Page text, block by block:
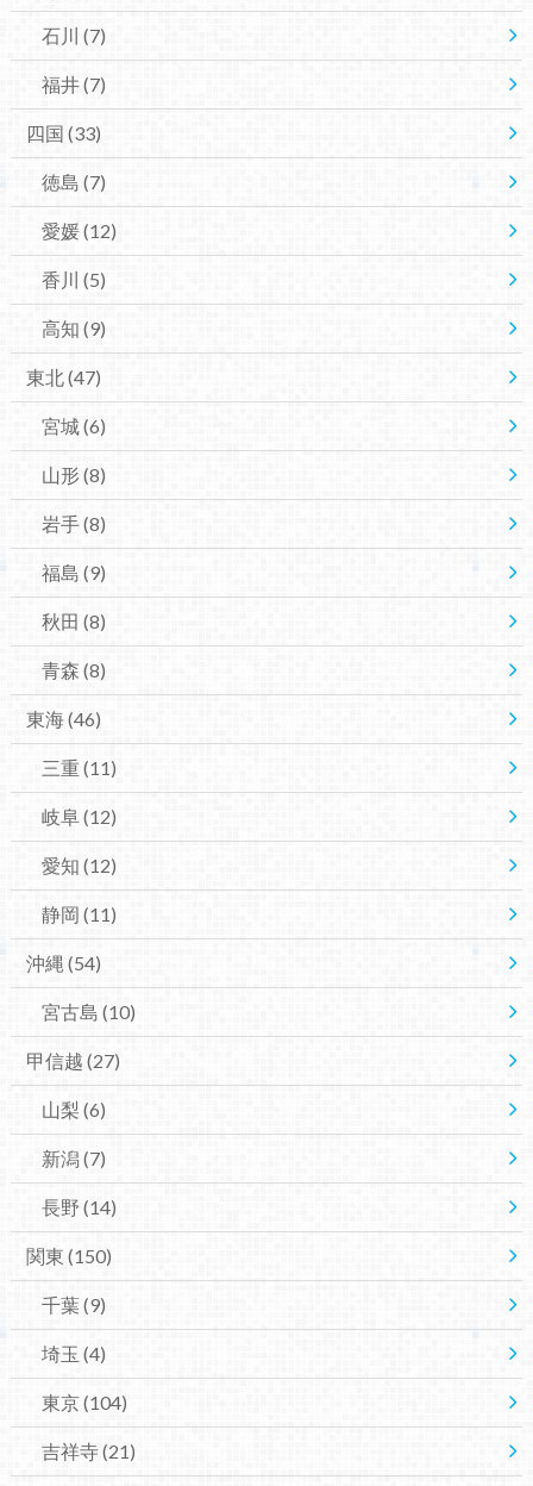
石川 (7)
福井(7)
四国 (33)
徳島 (7)
愛媛(12)
香川 (5)
高知 (9)
東北(47)
宮城(6)
山形 (8)
岩手(8)
福島 (9)
秋田 (8)
青森 (8)
東海(46)
三重 (11)
岐阜(12)
愛知 (12)
静岡 (11)
沖縄 (54)
宮古島 (10)
甲信越 (27)
山梨 (6)
新潟 (7)
長野 (14)
関東 (150)
千葉(9)
埼玉 (4)
東京(104)
吉祥寺(21)